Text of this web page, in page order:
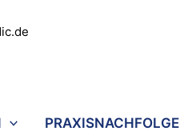
PRAXISNACHFOLGE